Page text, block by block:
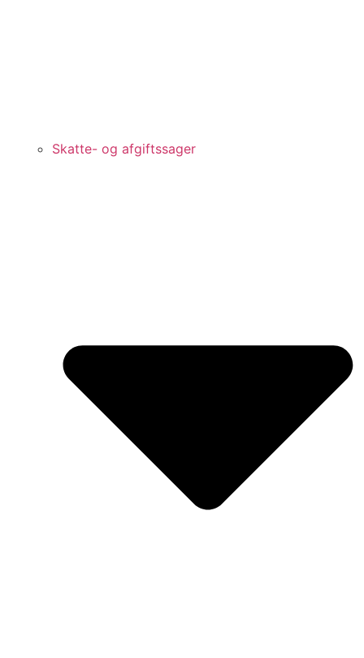
Skatte- og afgiftssager